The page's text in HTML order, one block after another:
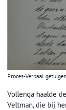
Proces-Verbaal
Vollenga haalde
Veltman, die bij